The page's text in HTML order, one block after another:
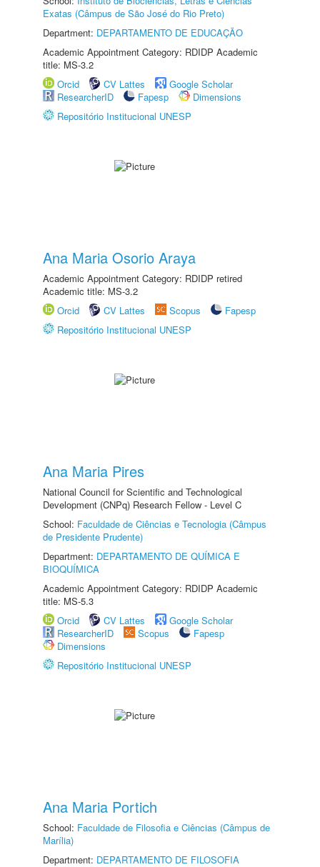
Exatas (Câmpus de São José do Rio Preto)
Department: DEPARTAMENTO DE EDUCAÇÃO
Academic Appointment Category: RDIDP Academic
title: MS-3.2
Orcid
CV Lattes
Google Scholar
ResearcherID
Fapesp
Dimensions
Repositório Institucional UNESP
Ana Maria Osorio Araya
Academic Appointment Category: RDIDP retired
Academic title: MS-3.2
Orcid
CV Lattes Scopus
Fapesp
Repositório Institucional UNESP
Ana Maria Pires
National Council for Scientific and Technological
Development (CNPq) Research Fellow - Level C
School: Faculdade de Ciências e Tecnologia (Câmpus
de Presidente Prudente)
Department: DEPARTAMENTO DE QUÍMICA E
BIOQUÍMICA
Academic Appointment Category: RDIDP Academic
title: MS-5.3
Orcid
CV Lattes
Google Scholar
ResearcherID
Scopus
Fapesp
Dimensions
Repositório Institucional UNESP
Ana Maria Portich
School: Faculdade de Filosofia e Ciências (Câmpus de
Marília)
Department: DEPARTAMENTO DE FILOSOFIA